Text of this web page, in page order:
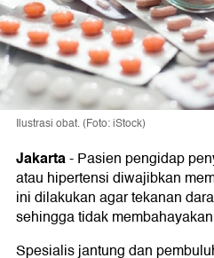
Ilustrasi obat. (Foto: iStock)
Jakarta-Pasien pengidap
atau hipertensi diwajibkan
ini dilakukan agar tekanan
sehingga tidak
Spesialis jantung dan